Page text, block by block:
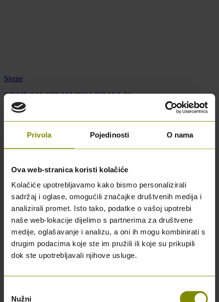
Privola Pojedinosti O nama
Ova web-stranica koristi kolačiće
Kolačiće upotrebljavamo kako bismo personalizirali
sadržaj i oglase, omogućili značajke društvenih medija i
analizirali promet. Isto tako, podatke o vašoj upotrebi
naše web-lokacije dijelimo s partnerima za društvene
medije, oglašavanje i analizu, a oni ih mogu kombinirati s
drugim podacima koje ste im pružili ili koje su prikupili
dok ste upotrebljavali njihove usluge.
Nužni
Sjeme
SJEME SALATE MAJSKA KRALJ. 50g
112
Dodaj